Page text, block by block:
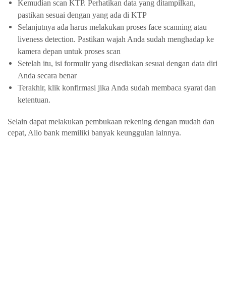
Kemudian scan KTP. Perhatikan data yang ditampilkan,
pastikan sesuai dengan yang ada di KTP
Selanjutnya ada harus melakukan proses face scanning atau
liveness detection. Pastikan wajah Anda sudah menghadap ke
kamera depan untuk proses scan
Setelah itu, isi formulir yang disediakan sesuai dengan data diri
Anda secara benar
Terakhir, klik konfirmasi jika Anda sudah membaca syarat dan
ketentuan.
Selain dapat melakukan pembukaan rekening dengan mudah dan
cepat, Allo bank memiliki banyak keunggulan lainnya.